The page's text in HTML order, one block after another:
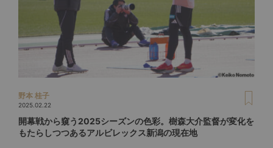
野本 桂子
2025.02.22
開幕戦から窺う2025シーズンの色彩。樹森大介監督が変化を
もたらしつつあるアルビレックス新潟の現在地